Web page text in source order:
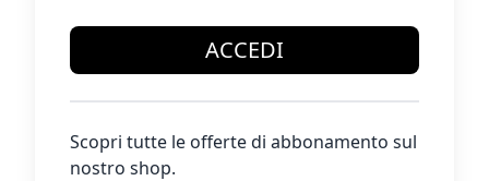
ACCEDI
Scopri tutte le offerte di abbonamento sul
nostro shop.